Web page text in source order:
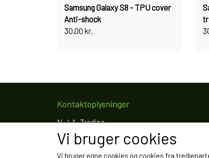
Samsung Galaxy S8 - TPU cover
Anti-shock
30,00 kr.
Kontaktoplysninger
N.J.A. Trading
Ringkøbingvej 8
4200 Slagelse
Vi bruger cookies
Vi bruger egne cookies og cookies fra